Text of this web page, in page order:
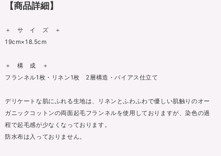
【商品詳細】
＋ サ イ ズ ＋
19cm×18.5cm
＋ 構 成 ＋
フランネル1枚・リネン1枚 2層構造・バイアス仕立て
デリケートな肌にふれる生地は、リネンとふわふわで優しい肌触りのオー
ガニックコットンの両面起毛フランネルを使用しておりますが、染色の過
程で起毛感が少なくなっております。
防水布は入っておりません。